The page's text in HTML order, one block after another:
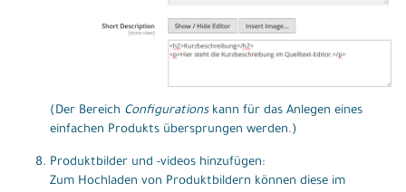
(Der Bereich Configurationskann für das Anlegen eines
einfachen Produkts übersprungen werden.)
Produktbilder und -videos hinzufügen:
Zum Hochladen von Produktbildern können diese im